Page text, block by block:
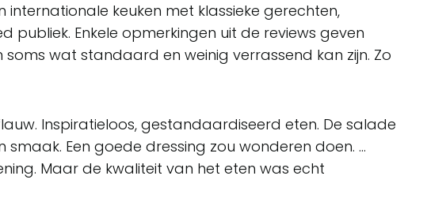
keuken met klassieke gerechten,
publiek. Enkele opmerkingen uit de reviews geven
wat standaard en weinig verrassend kan zijn. Zo
Inspiratieloos, gestandaardiseerd eten. De salade
smaak. Een goede dressing zou wonderen doen. …
Maar de kwaliteit van het eten was echt